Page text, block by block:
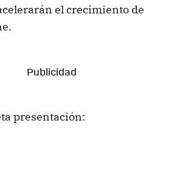
el crecimiento de
presentación: